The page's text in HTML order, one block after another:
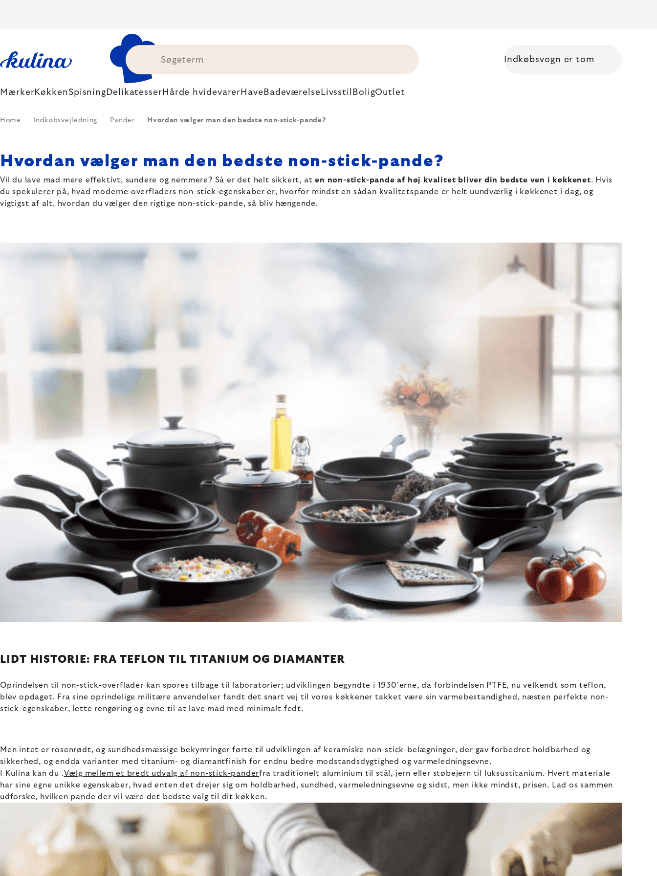
Shopping cart
Indkøbsvogn er tom
MærkerKøkkenSpisning Delikatesser Hårde hvidevarer Have Badeværelse Livsstil BoligOutlet
Home Indkøbsvejledning Pander Hvordan vælger man den bedste non-stick-pande?
Hvordan vælger man den bedste non-stick-pande?
Vil du lave mad mere effektivt, sundere og nemmere? Så er det helt sikkert, aten non-stick-pande af høj kvalitet bliver din bedste ven i køkkenet. Hvis
du spekulerer på, hvad moderne overfladers non-stick-egenskaber er, hvorfor mindst en sådan kvalitetspande er helt uundværlig i køkkenet i dag, og
vigtigst af alt, hvordan du vælger den rigtige non-stick-pande, så bliv hængende.
LIDT HISTORIE: FRA TEFLON TIL TITANIUM OG DIAMANTER
Oprindelsen til non-stick-overflader kan spores tilbage til laboratorier; udviklingen begyndte i 1930'erne, da forbindelsen PTFE, nu velkendt som teflon,
blev opdaget. Fra sine oprindelige militære anvendelser fandt det snart vej til vores køkkener takket være sin varmebestandighed, næsten perfekte non-
stick-egenskaber, lette rengøring og evne til at lave mad med minimalt fedt.
Men intet er rosenrødt, og sundhedsmæssige bekymringer førte til udviklingen af keramiske non-stick-belægninger, der gav forbedret holdbarhed og
sikkerhed, og endda varianter med titanium- og diamantfinish for endnu bedre modstandsdygtighed og varmeledningsevne.
I Kulina kan du .Vælg mellem et bredt udvalg af non-stick-panderfra traditionelt aluminium til stål, jern eller støbejern til luksustitanium. Hvert materiale
har sine egne unikke egenskaber, hvad enten det drejer sig om holdbarhed, sundhed, varmeledningsevne og sidst, men ikke mindst, prisen. Lad os sammen
udforske, hvilken pande der vil være det bedste valg til dit køkken.